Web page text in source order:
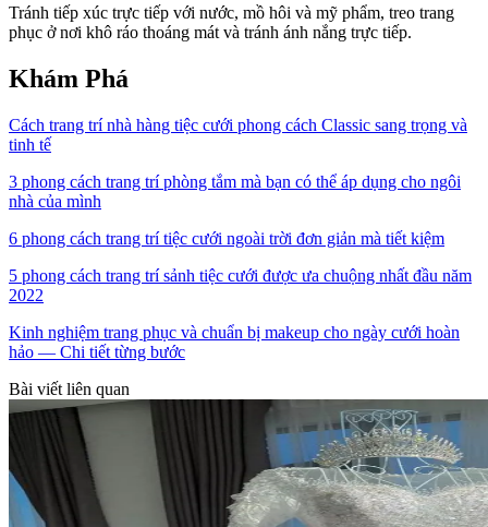
Tránh tiếp xúc trực tiếp với nước, mồ hôi và mỹ phẩm, treo trang
phục ở nơi khô ráo thoáng mát và tránh ánh nắng trực tiếp.
Khám Phá
Cách trang trí nhà hàng tiệc cưới phong cách Classic sang trọng và
tinh tế
3 phong cách trang trí phòng tắm mà bạn có thể áp dụng cho ngôi
nhà của mình
6 phong cách trang trí tiệc cưới ngoài trời đơn giản mà tiết kiệm
5 phong cách trang trí sảnh tiệc cưới được ưa chuộng nhất đầu năm
2022
Kinh nghiệm trang phục và chuẩn bị makeup cho ngày cưới hoàn
hảo — Chi tiết từng bước
Bài viết liên quan